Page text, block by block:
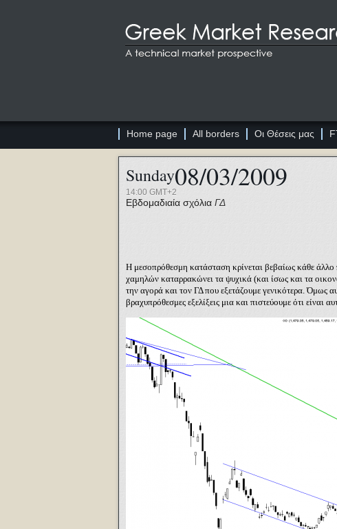
Home page All borders Οι Θέσεις μας
Sunday08/03/2009
14:00 GMT+2
Εβδομαδιαία σχόλια ΓΔ
Η μεσοπρόθεσμη κατάσταση κρίνεται βεβαίως κάθε άλλο
χαμηλών καταρρακώνει τα ψυχικά (και ίσως και τα
την αγορά και τον ΓΔ που εξετάζουμε γενικότερα. Όμως
βραχυπρόθεσμες εξελίξεις μια και πιστεύουμε ότι